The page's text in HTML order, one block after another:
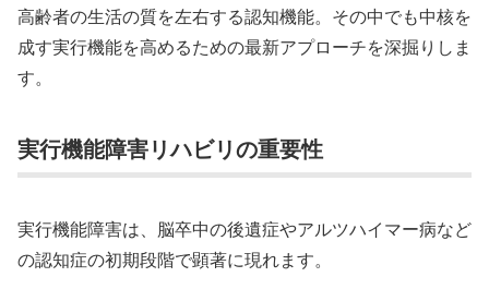
高齢者の生活の質を左右する認知機能。その中でも中核を
成す実行機能を高めるための最新アプローチを深掘りしま
す。
実行機能障害リハビリの重要性
実行機能障害は、脳卒中の後遺症やアルツハイマー病など
の認知症の初期段階で顕著に現れます。